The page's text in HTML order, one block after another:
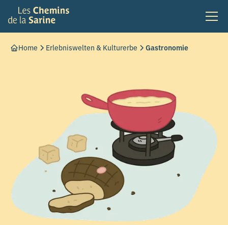
Home Erlebniswelten & Kulturerbe Gastronomie